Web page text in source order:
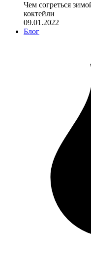
Чем согреться
коктейли
09.01.2022
Блог